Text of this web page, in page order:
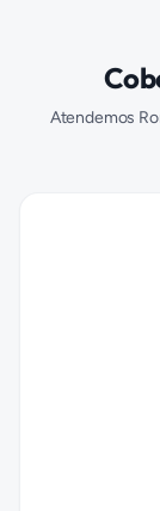
Atendemos